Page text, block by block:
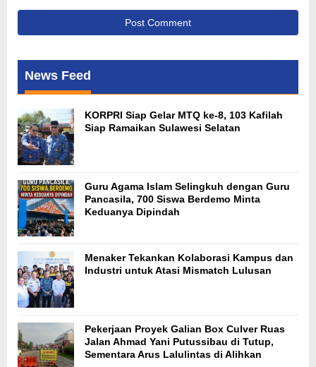
News Feed
KORPRI Siap Gelar MTQ ke-8, 103 Kafilah
Siap Ramaikan Sulawesi Selatan
Guru Agama Islam Selingkuh dengan Guru
Pancasila, 700 Siswa Berdemo Minta
Keduanya Dipindah
Menaker Tekankan Kolaborasi Kampus dan
Industri untuk Atasi Mismatch Lulusan
Pekerjaan Proyek Galian Box Culver Ruas
Jalan Ahmad Yani Putussibau di Tutup,
Sementara Arus Lalulintas di Alihkan